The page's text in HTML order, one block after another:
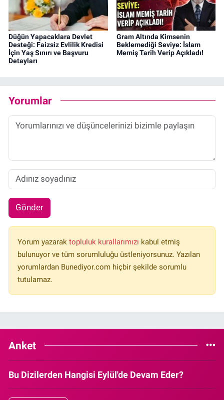
Düğün Yapacaklara Devlet
Desteği: Faizsiz Evlilik Kredisi
İçin Yaş Sınırı ve Başvuru
Detayları
Gram Altında Kimsenin
Beklemediği Seviye: İslam
Memiş Tarih Verip Açıkladı!
Yorumlar
Gönder
Yorum yazarak topluluk kurallarımızı kabul etmiş
bulunuyor ve tüm sorumluluğu üstleniyorsunuz. Yazılan
yorumlardan Bunediyor.com hiçbir şekilde sorumlu
tutulamaz.
Anket
Bu Dizilerden Hangisi Eylül'de Devam Eder?